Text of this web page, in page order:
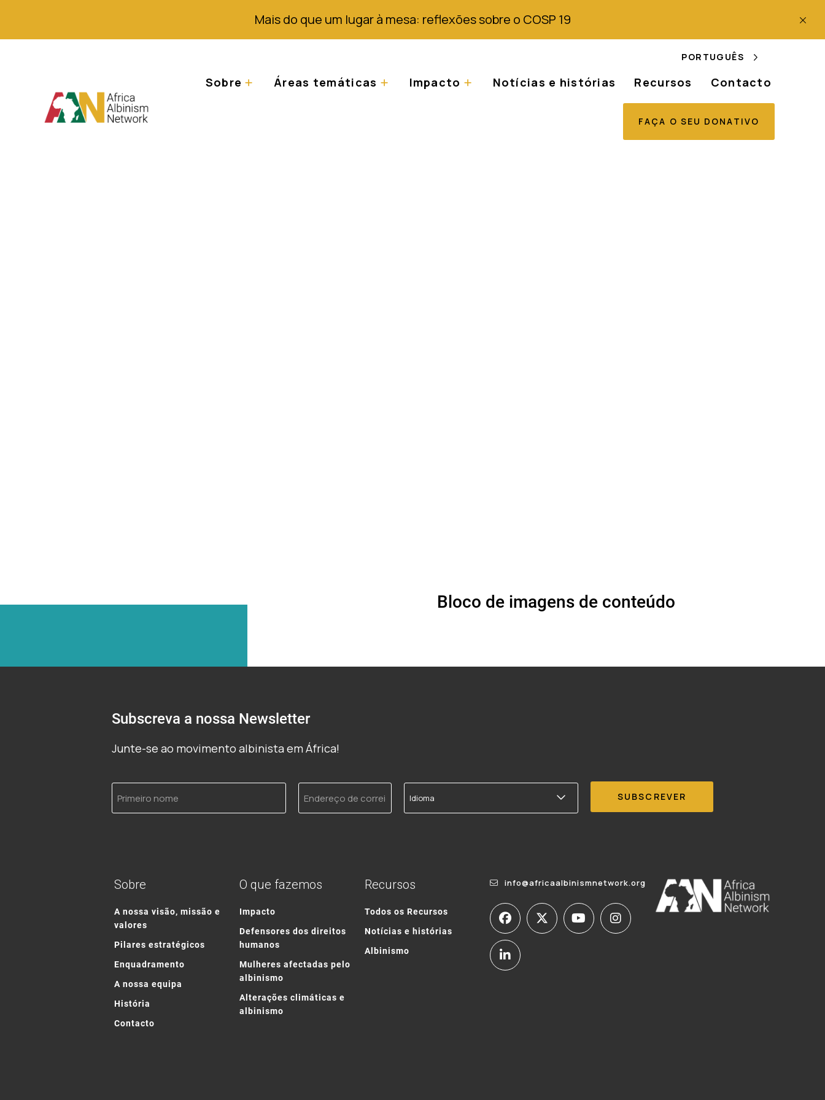
Mais do que um lugar à mesa: reflexões sobre o COSP 19
PORTUGUÊS
Sobre Áreas temáticas Impacto Notícias e histórias Recursos Contacto
FAÇA O SEU DONATIVO
Bloco de imagens de conteúdo
Subscreva a nossa Newsletter
Junte-se ao movimento albinista em África!
Primeiro
nome
Endereço
de
correio
Idioma
Sobre
A nossa visão, missão e
valores
Pilares estratégicos
Enquadramento
A nossa equipa
História
Contacto
O que fazemos
Impacto
Defensores dos direitos
humanos
Mulheres afectadas pelo
albinismo
Alterações climáticas e
albinismo
Recursos
Todos os Recursos
Notícias e histórias
Albinismo
info@africaalbinismnetwork.org